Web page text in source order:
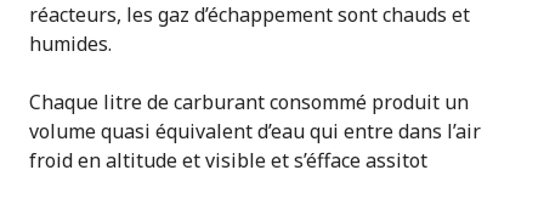
réacteurs, les gaz d’échappement sont chauds et
humides.
Chaque litre de carburant consommé produit un
volume quasi équivalent d’eau qui entre dans l’air
froid en altitude et visible et s’éfface assitot